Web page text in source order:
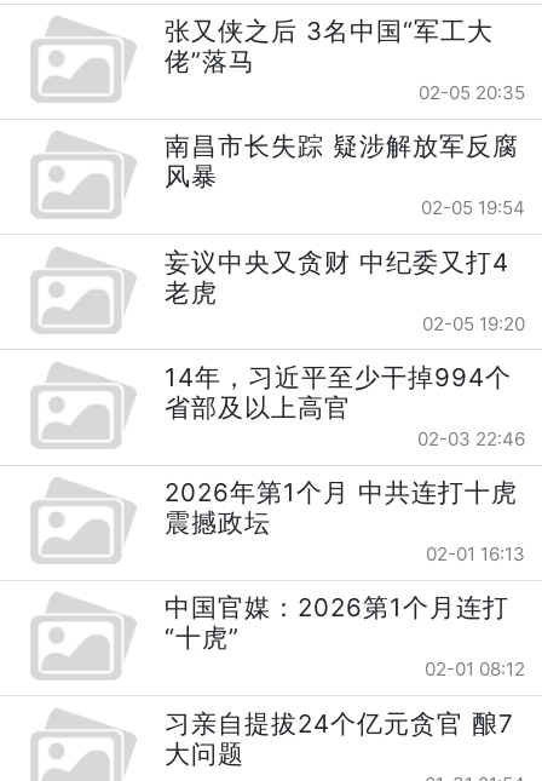
张又侠之后 3名中国“军工大
佬”落马
02-05 20:35
南昌市长失踪 疑涉解放军反腐
风暴
02-05 19:54
妄议中央又贪财 中纪委又打4
老虎
02-05 19:20
14年，习近平至少干掉994个
省部及以上高官
02-03 22:46
2026年第1个月 中共连打十虎
震撼政坛
02-01 16:13
中国官媒：2026第1个月连打
“十虎”
02-01 08:12
习亲自提拔24个亿元贪官 酿7
大问题